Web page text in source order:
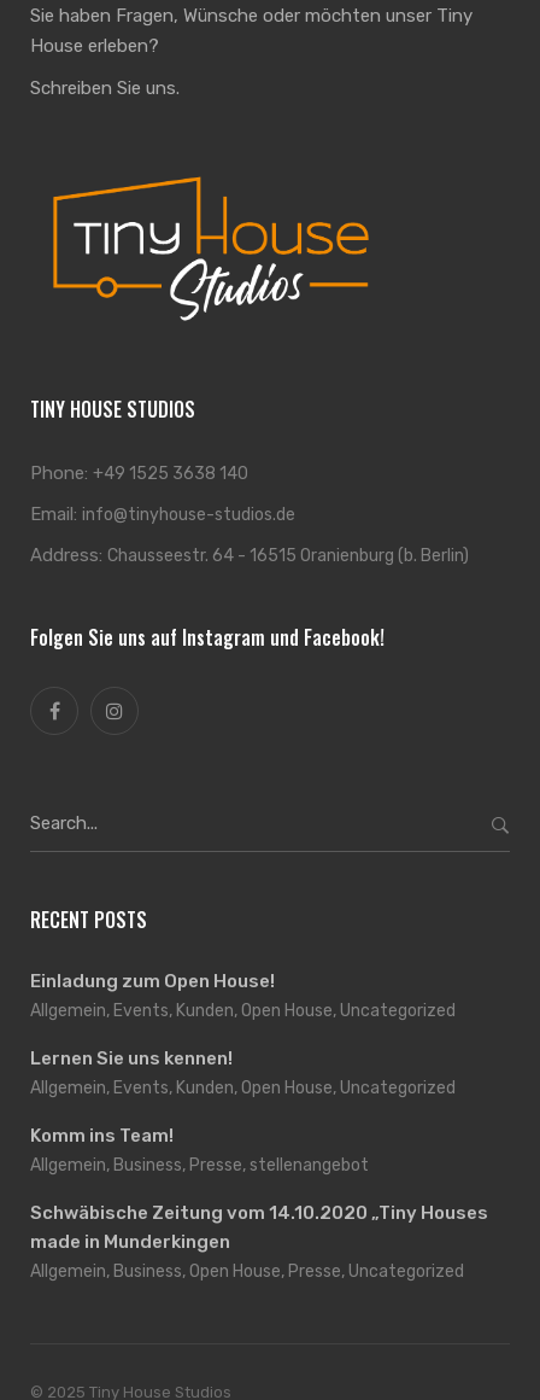
Sie haben Fragen, Wünsche oder möchten unser Tiny
House erleben?
Schreiben Sie uns.
TINY HOUSE STUDIOS
Phone: +49 1525 3638 140
Email: info@tinyhouse-studios.de
Address: Chausseestr. 64 - 16515 Oranienburg (b. Berlin)
Folgen Sie uns auf Instagram und Facebook!
RECENT POSTS
Einladung zum Open House!
Allgemein, Events, Kunden, Open House, Uncategorized
Lernen Sie uns kennen!
Allgemein, Events, Kunden, Open House, Uncategorized
Komm ins Team!
Allgemein, Business, Presse, stellenangebot
Schwäbische Zeitung vom 14.10.2020 „Tiny Houses
made in Munderkingen
Allgemein, Business, Open House, Presse, Uncategorized
© 2025 Tiny House Studios